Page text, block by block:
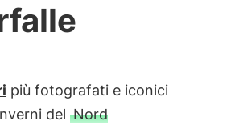
più fotografati e iconici
del Nord